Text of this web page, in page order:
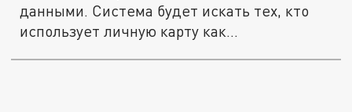
данными. Система будет искать тех, кто
использует личную карту как...